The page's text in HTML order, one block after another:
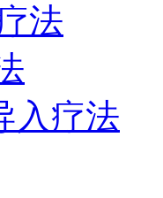
法
入疗法